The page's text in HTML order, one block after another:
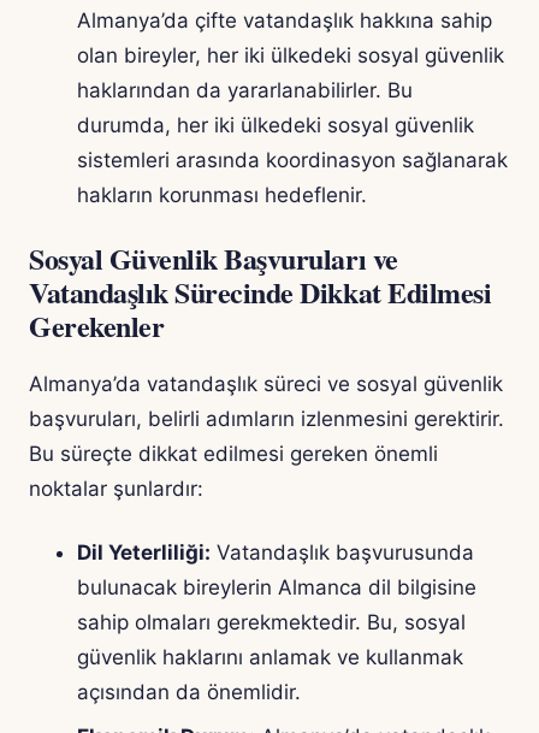
Almanya’da çifte vatandaşlık hakkına sahip
olan bireyler, her iki ülkedeki sosyal güvenlik
haklarından da yararlanabilirler. Bu
durumda, her iki ülkedeki sosyal güvenlik
sistemleri arasında koordinasyon sağlanarak
hakların korunması hedeflenir.
Sosyal Güvenlik Başvuruları ve
Vatandaşlık Sürecinde Dikkat Edilmesi
Gerekenler
Almanya’da vatandaşlık süreci ve sosyal güvenlik
başvuruları, belirli adımların izlenmesini gerektirir.
Bu süreçte dikkat edilmesi gereken önemli
noktalar şunlardır:
Dil Yeterliliği: Vatandaşlık başvurusunda
bulunacak bireylerin Almanca dil bilgisine
sahip olmaları gerekmektedir. Bu, sosyal
güvenlik haklarını anlamak ve kullanmak
açısından da önemlidir.